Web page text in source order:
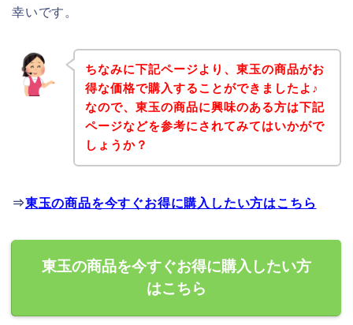
幸いです。
ちなみに下記ページより、東玉の商品がお
得な価格で購入することができましたよ♪
なので、東玉の商品に興味のある方は下記
ページなどを参考にされてみてはいかがで
しょうか？
⇒東玉の商品を今すぐお得に購入したい方はこちら
東玉の商品を今すぐお得に購入したい方
はこちら